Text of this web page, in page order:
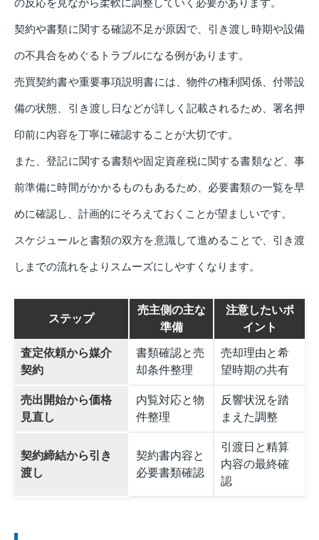
の反応を見ながら柔軟に調整していく必要があります。
契約や書類に関する確認不足が原因で、引き渡し時期や設備
の不具合をめぐるトラブルになる例があります。
売買契約書や重要事項説明書には、物件の権利関係、付帯設
備の状態、引き渡し日などが詳しく記載されるため、署名押
印前に内容を丁寧に確認することが大切です。
また、登記に関する書類や固定資産税に関する書類など、事
前準備に時間がかかるものもあるため、必要書類の一覧を早
めに確認し、計画的にそろえておくことが望ましいです。
スケジュールと書類の双方を意識して進めることで、引き渡
しまでの流れをよりスムーズにしやすくなります。
ステップ
売主側の主な
準備
注意したいポ
イント
査定依頼から媒介
契約
書類確認と売
却条件整理
売却理由と希
望時期の共有
売出開始から価格
見直し
内覧対応と物
件整理
反響状況を踏
まえた調整
契約締結から引き
渡し
契約書内容と
必要書類確認
引渡日と精算
内容の最終確
認